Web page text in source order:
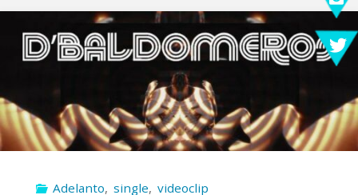
Adelanto, single, videoclip